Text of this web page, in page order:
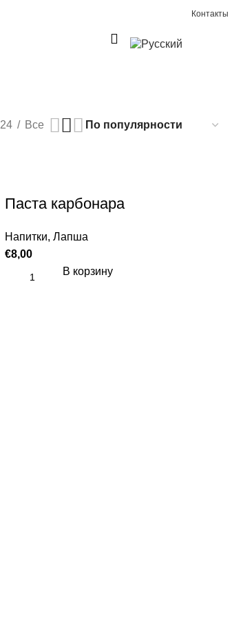
Контакты
24 Все
Паста карбонара
Напитки, Лапша
€8,00
В корзину